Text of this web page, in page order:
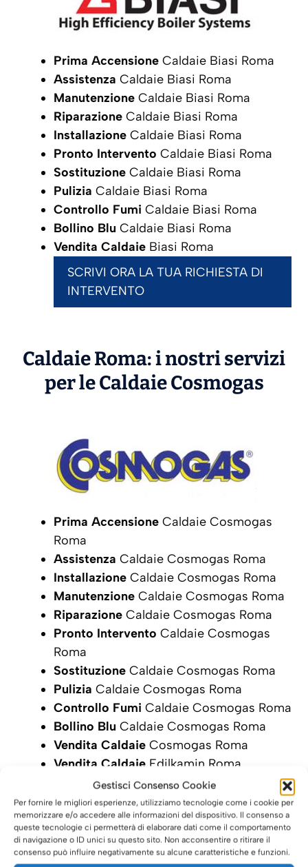
Gestisci Consenso Cookie
Per fornire le migliori esperienze, utilizziamo tecnologie come i cookie per
memorizzare e/o accedere alle informazioni del dispositivo. Il consenso a
queste tecnologie ci permetterà di elaborare dati come il comportamento
di navigazione o ID unici su questo sito. Non acconsentire o ritirare il
consenso può influire negativamente su alcune caratteristiche e funzioni.
Prima Accensione Caldaie Biasi Roma
Assistenza Caldaie Biasi Roma
Manutenzione Caldaie Biasi Roma
Riparazione Caldaie Biasi Roma
Installazione Caldaie Biasi Roma
Pronto Intervento Caldaie Biasi Roma
Sostituzione Caldaie Biasi Roma
Pulizia Caldaie Biasi Roma
Controllo Fumi Caldaie Biasi Roma
Bollino Blu Caldaie Biasi Roma
Vendita Caldaie Biasi Roma
SCRIVI ORA LA TUA RICHIESTA DI
INTERVENTO
Caldaie Roma: i nostri servizi
per le CaldaieCosmogas
Prima Accensione Caldaie Cosmogas
Roma
Assistenza Caldaie Cosmogas Roma
Installazione Caldaie Cosmogas Roma
Manutenzione Caldaie Cosmogas Roma
Riparazione Caldaie Cosmogas Roma
Pronto Intervento Caldaie Cosmogas
Roma
Sostituzione Caldaie Cosmogas Roma
Pulizia Caldaie Cosmogas Roma
Controllo Fumi Caldaie Cosmogas Roma
Bollino Blu Caldaie Cosmogas Roma
Vendita Caldaie Cosmogas Roma
Vendita Caldaie Edilkamin Roma
SCRIVI ORA LA TUA RICHIESTA DI
INTERVENTO